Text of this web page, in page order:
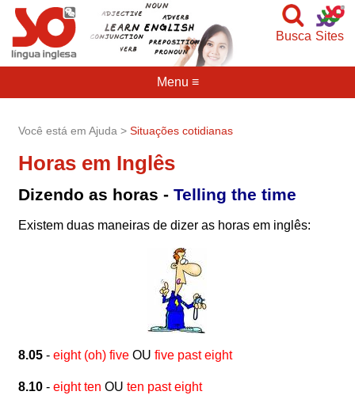
Sites
Busca
Você está em Ajuda >Situações cotidianas
Horas em Inglês
Dizendo as horas -Telling the time
Existem duas maneiras de dizer as horas em inglês:
8.05 -eight (oh) five OU five past eight
8.10-eight tenOUten past eight